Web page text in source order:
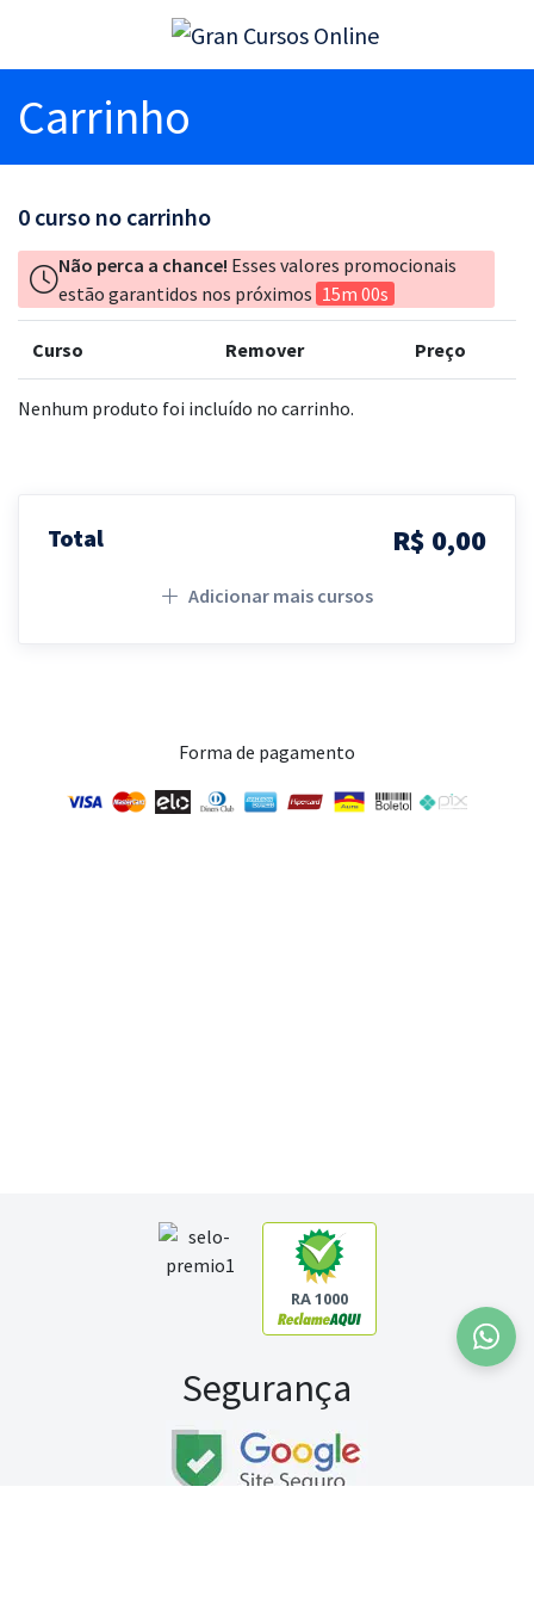
Carrinho
0 curso no carrinho
Não perca a chance! Esses valores promocionais
estão garantidos nos próximos 15m 00s
Curso Remover Preço
Nenhum produto foi incluído no carrinho.
Total R$ 0,00
Adicionar mais cursos
Forma de pagamento
RA 1000
Segurança